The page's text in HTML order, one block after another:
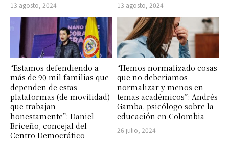
13 agosto, 2024 13 agosto, 2024
“Estamos defendiendo a
más de 90 mil familias que
dependen de estas
plataformas (de movilidad)
que trabajan
honestamente”: Daniel
Briceño, concejal del
Centro Democrático
“Hemos normalizado cosas
que no deberíamos
normalizar y menos en
temas académicos”: Andrés
Gamba, psicólogo sobre la
educación en Colombia
26 julio, 2024